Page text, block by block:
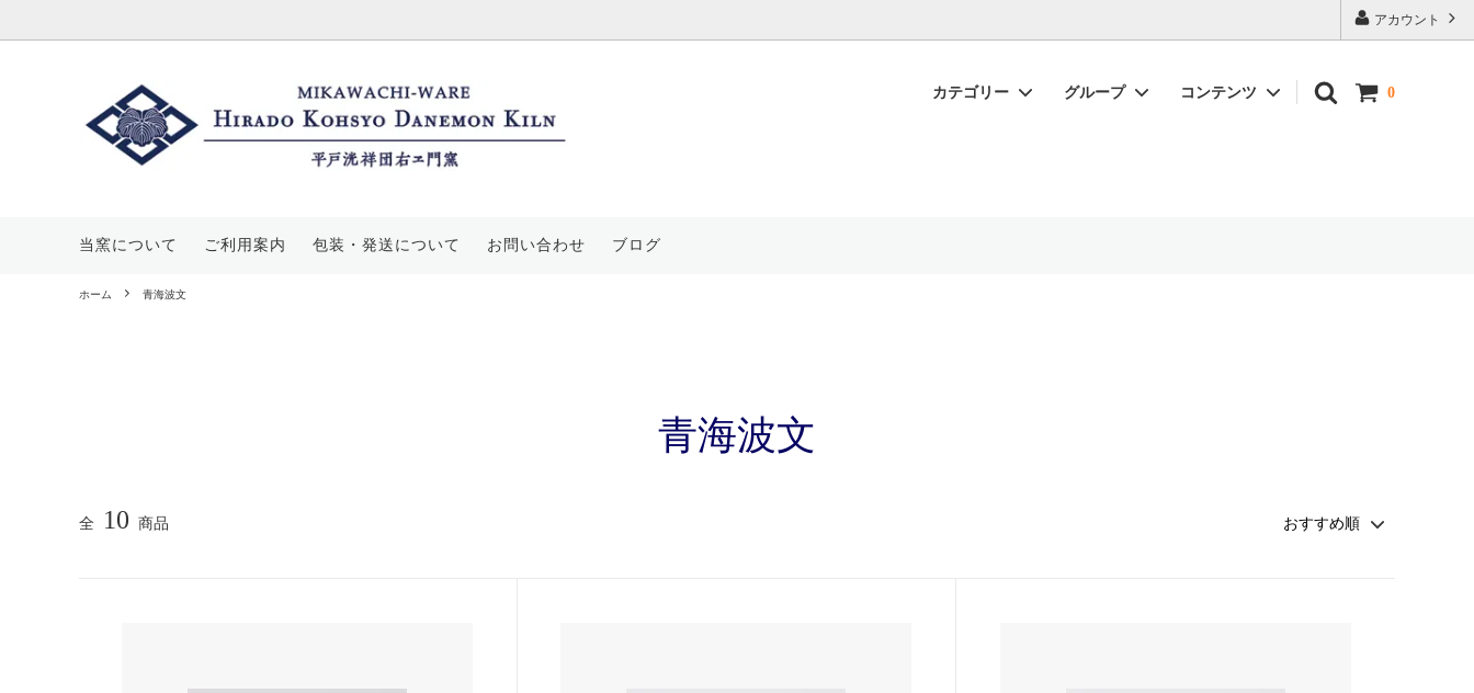
アカウント
0
カテゴリー
酒器 マグカップ
飯碗 花瓶・装飾品
宝壺
グループ
価格帯から探す 平戸菊花飾
唐子文 平戸蕪絵
葡萄文
コンテンツ
三川内焼について 当窯について
当窯について ご利用案内 包装・発送について お問い合わせ ブログ
ホーム 青海波文
青海波文
全 10 商品